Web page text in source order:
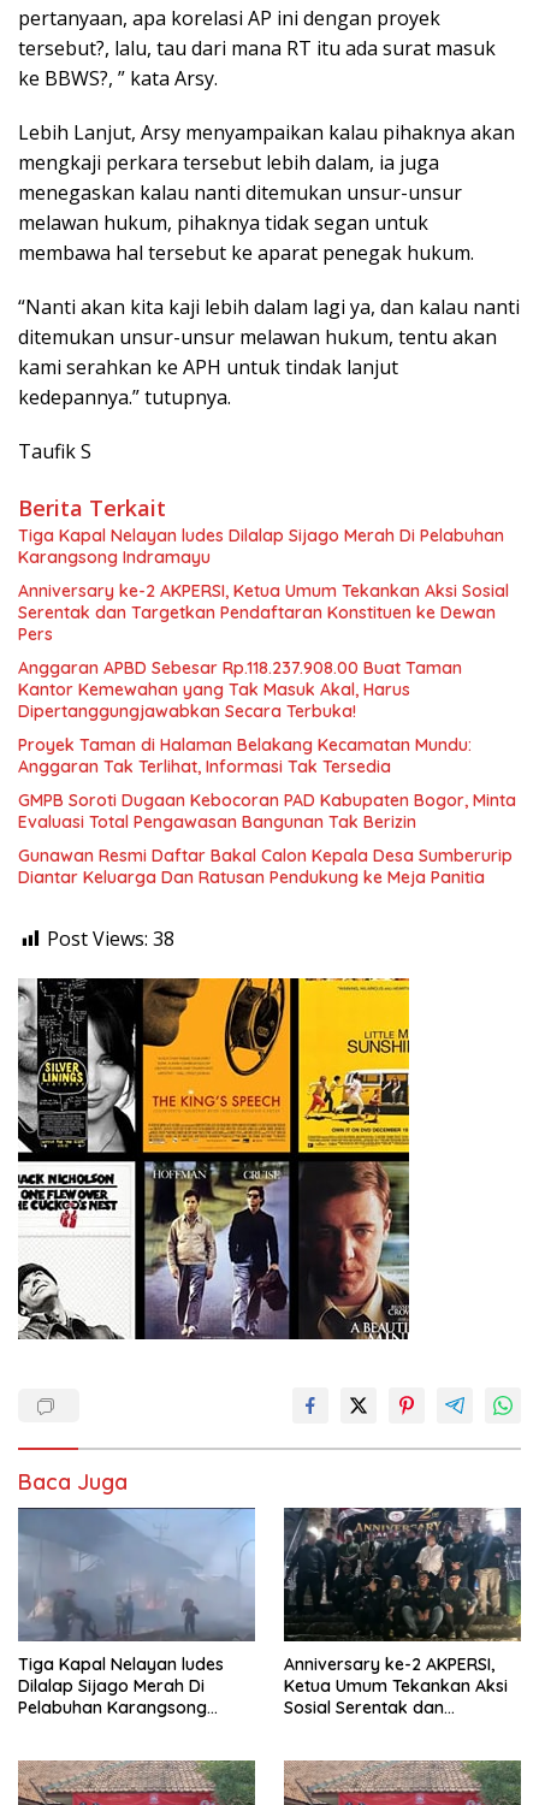
pertanyaan, apa korelasi AP ini dengan proyek
tersebut?, lalu, tau dari mana RT itu ada surat masuk
ke BBWS?, ” kata Arsy.
Lebih Lanjut, Arsy menyampaikan kalau pihaknya akan
mengkaji perkara tersebut lebih dalam, ia juga
menegaskan kalau nanti ditemukan unsur-unsur
melawan hukum, pihaknya tidak segan untuk
membawa hal tersebut ke aparat penegak hukum.
“Nanti akan kita kaji lebih dalam lagi ya, dan kalau nanti
ditemukan unsur-unsur melawan hukum, tentu akan
kami serahkan ke APH untuk tindak lanjut
kedepannya.” tutupnya.
Taufik S
Berita Terkait
Tiga Kapal Nelayan ludes Dilalap Sijago Merah Di Pelabuhan
Karangsong Indramayu
Anniversary ke-2 AKPERSI, Ketua Umum Tekankan Aksi Sosial
Serentak dan Targetkan Pendaftaran Konstituen ke Dewan
Pers
Anggaran APBD Sebesar Rp.118.237.908.00 Buat Taman
Kantor Kemewahan yang Tak Masuk Akal, Harus
Dipertanggungjawabkan Secara Terbuka!
Proyek Taman di Halaman Belakang Kecamatan Mundu:
Anggaran Tak Terlihat, Informasi Tak Tersedia
GMPB Soroti Dugaan Kebocoran PAD Kabupaten Bogor, Minta
Evaluasi Total Pengawasan Bangunan Tak Berizin
Gunawan Resmi Daftar Bakal Calon Kepala Desa Sumberurip
Diantar Keluarga Dan Ratusan Pendukung ke Meja Panitia
Post Views: 38
Baca Juga
Tiga Kapal Nelayan ludes
Dilalap Sijago Merah Di
Pelabuhan Karangsong
Anniversary ke-2 AKPERSI,
Ketua Umum Tekankan Aksi
Sosial Serentak dan